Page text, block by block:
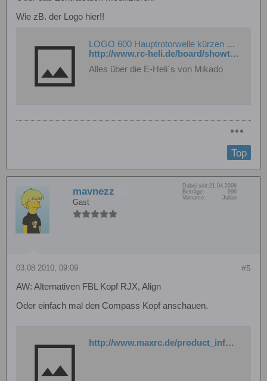
Wie zB. der Logo hier!!
LOGO 600 Hauptrotorwelle kürzen ?? - RC-Heli Community
http://www.rc-heli.de/board/showthread.php?t=119685&page=2
Alles über die E-Heli´s von Mikado
Top
mavnezz
Gast
Dabei seit:21.04.2008
Beiträge:
996
Vorname:
Julian
#5
03.08.2010, 09:09
AW: Alternativen FBL Kopf RJX, Align
Oder einfach mal den Compass Kopf anschauen.
http://www.maxrc.de/product_info.php?products_id=510